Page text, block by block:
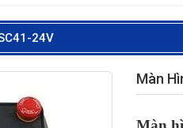
24V
Màn